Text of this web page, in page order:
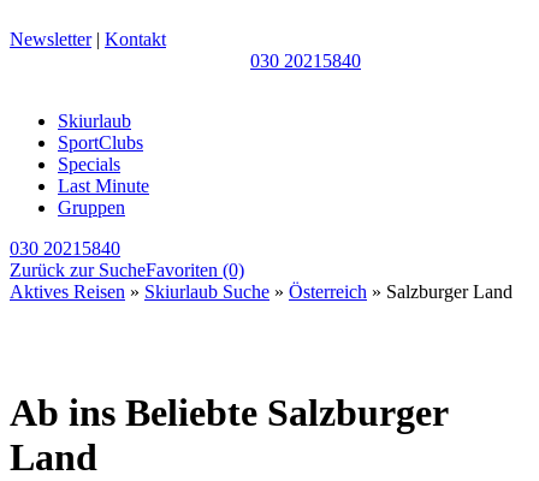
Newsletter| Kontakt
030 20215840
Skiurlaub
SportClubs
Specials
Last Minute
Gruppen
030 20215840
Zurück zur SucheFavoriten (0)
Aktives Reisen » Skiurlaub Suche » Österreich » Salzburger Land
Ab ins Beliebte Salzburger
Land